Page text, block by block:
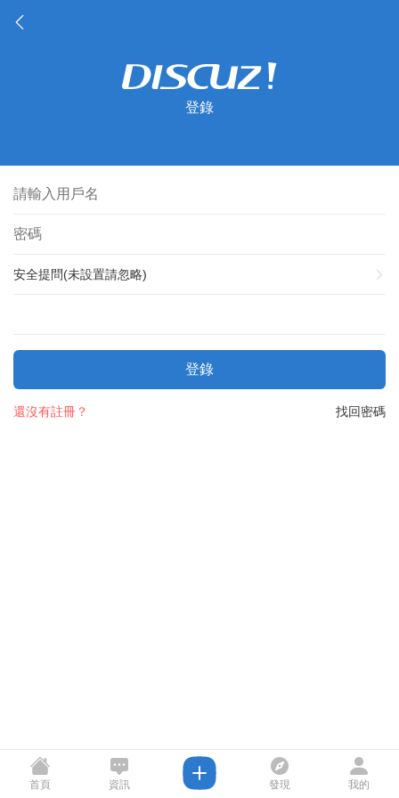
登錄
安全提問(未設置請忽略)
登錄
找回密碼
還沒有註冊？
首頁 資訊 發現 我的